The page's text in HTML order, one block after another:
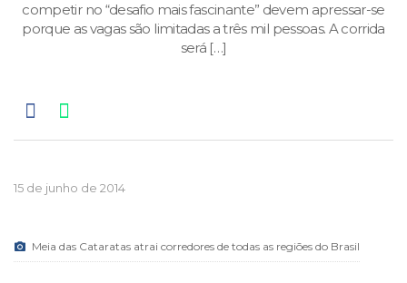
competir no “desafio mais fascinante” devem apressar-se
porque as vagas são limitadas a três mil pessoas. A corrida
será […]
15 de junho de 2014
Meia das Cataratas atrai corredores de todas as regiões do Brasil